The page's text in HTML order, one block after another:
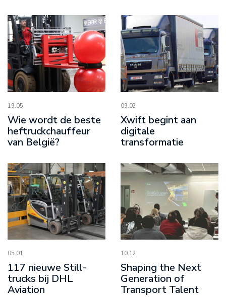
19.05
Wie wordt de beste
heftruckchauffeur
van België?
09.02
Xwift begint aan
digitale
transformatie
05.01
117 nieuwe Still-
trucks bij DHL
Aviation
10.12
Shaping the Next
Generation of
Transport Talent